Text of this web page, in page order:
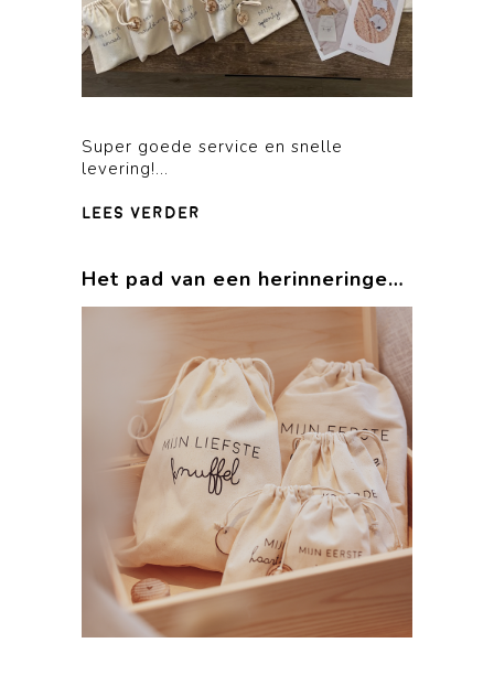
Super goede service en snelle
levering!...
lees verder
Het pad van een herinneringen verzamelaar